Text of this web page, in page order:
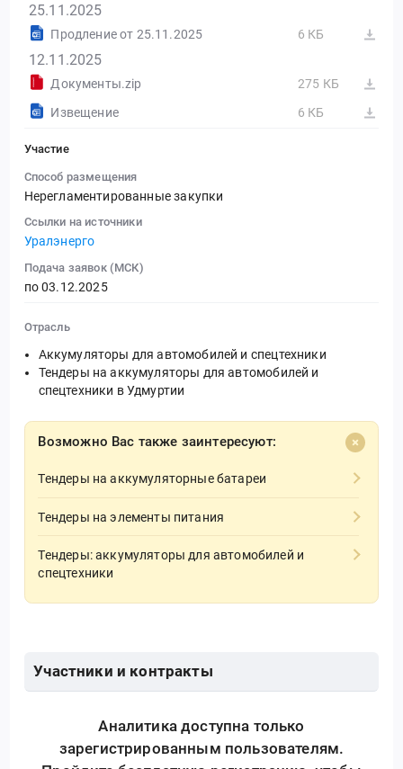
25.11.2025
Продление от 25.11.2025 6 КБ
12.11.2025
Документы.zip
275 КБ
Извещение
6 КБ
Участие
Способ размещения
Нерегламентированные закупки
Ссылки на источники
Уралэнерго
Подача заявок (МСК)
по 03.12.2025
Отрасль
Аккумуляторы для автомобилей и спецтехники
Тендеры на аккумуляторы для автомобилей и
спецтехники в Удмуртии
Возможно Вас также заинтересуют:
Тендеры на аккумуляторные батареи
Тендеры на элементы питания
Тендеры: аккумуляторы для автомобилей и
спецтехники
Участники и контракты
Аналитика доступна только
зарегистрированным пользователям.